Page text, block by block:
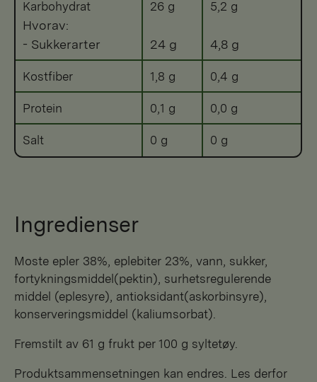
Karbohydrat
Hvorav:
- Sukkerarter
26 g
24 g
5,2 g
4,8 g
Kostfiber 1,8 g 0,4 g
Protein 0,1 g 0,0 g
Salt 0 g 0 g
Ingredienser
moste epler 38%, eplebiter 23%, vann, sukker,
fortykningsmiddel(pektin), surhetsregulerende
middel (eplesyre), antioksidant(askorbinsyre),
konserveringsmiddel (kaliumsorbat).
Fremstilt av 61 g frukt per 100 g syltetøy.
Produktsammensetningen kan endres. Les derfor